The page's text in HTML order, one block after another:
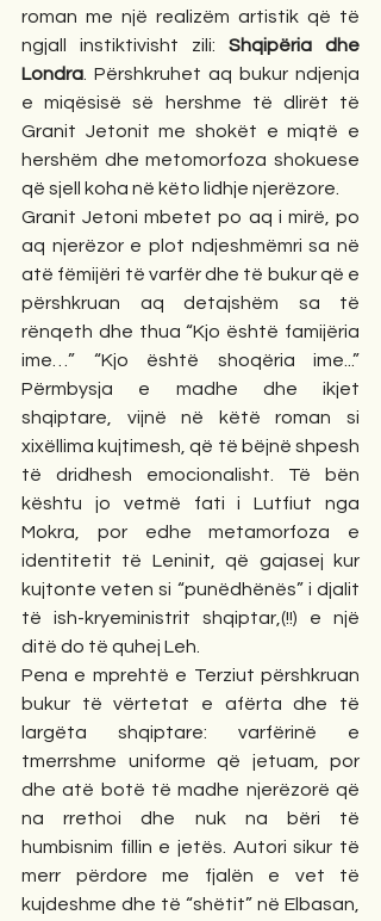
roman me një realizëm artistik që të
ngjall instiktivisht zili: Shqipëria dhe
Londra . Përshkruhet aq bukur ndjenja
e miqësisë së hershme të dlirët të
Granit Jetonit me shokët e miqtë e
hershëm dhe metomorfoza shokuese
që sjell koha në këto lidhje njerëzore.
Granit Jetoni mbetet po aq i mirë, po
aq njerëzor e plot ndjeshmëmri sa në
atë fëmijëri të varfër dhe të bukur që e
përshkruan aq detajshëm sa të
rënqeth dhe thua “Kjo është famijëria
ime…” “Kjo është shoqëria ime...”
Përmbysja e madhe dhe ikjet
shqiptare, vijnë në këtë roman si
xixëllima kujtimesh, që të bëjnë shpesh
të dridhesh emocionalisht. Të bën
kështu jo vetmë fati i Lutfiut nga
Mokra, por edhe metamorfoza e
identitetit të Leninit, që gajasej kur
kujtonte veten si “punëdhënës” i djalit
të ish-kryeministrit shqiptar,(!!) e një
ditë do të quhej Leh.
Pena e mprehtë e Terziut përshkruan
bukur të vërtetat e afërta dhe të
largëta shqiptare: varfërinë e
tmerrshme uniforme që jetuam, por
dhe atë botë të madhe njerëzorë që
na rrethoi dhe nuk na bëri të
humbisnim fillin e jetës. Autori sikur të
merr përdore me fjalën e vet të
kujdeshme dhe të “shëtit” në Elbasan,